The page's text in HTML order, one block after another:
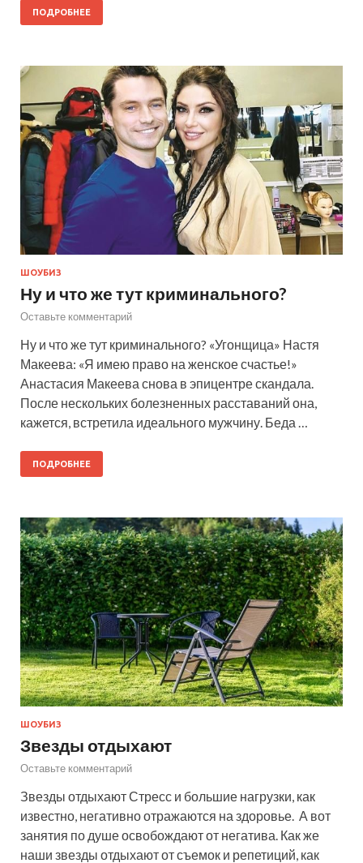
ПОДРОБНЕЕ
ШОУБИЗ
Ну и что же тут криминального?
Оставьте комментарий
Ну и что же тут криминального? «Угонщица» Настя
Макеева: «Я имею право на женское счастье!»
Анастасия Макеева снова в эпицентре скандала.
После нескольких болезненных расставаний она,
кажется, встретила идеального мужчину. Беда …
ПОДРОБНЕЕ
ШОУБИЗ
Звезды отдыхают
Оставьте комментарий
Звезды отдыхают Стресс и большие нагрузки, как
известно, негативно отражаются на здоровье. А вот
занятия по душе освобождают от негатива. Как же
наши звезды отдыхают от съемок и репетиций, как